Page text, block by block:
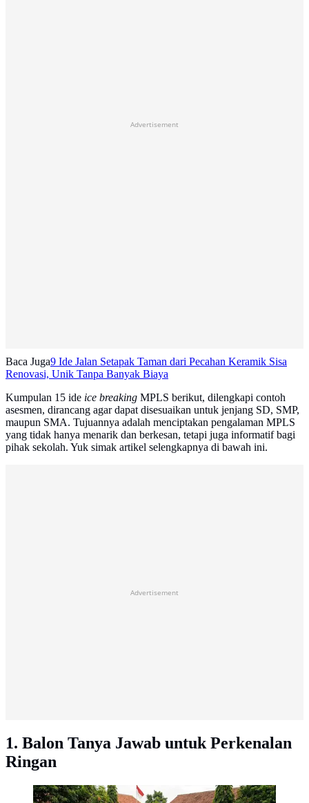
Advertisement
Baca Juga9 Ide Jalan Setapak Taman dari Pecahan Keramik Sisa
Renovasi, Unik Tanpa Banyak Biaya
Kumpulan 15 ide ice breaking MPLS berikut, dilengkapi contoh
asesmen, dirancang agar dapat disesuaikan untuk jenjang SD, SMP,
maupun SMA. Tujuannya adalah menciptakan pengalaman MPLS
yang tidak hanya menarik dan berkesan, tetapi juga informatif bagi
pihak sekolah. Yuk simak artikel selengkapnya di bawah ini.
Advertisement
1. Balon Tanya Jawab untuk Perkenalan
Ringan
Ide Ice Breaking MPLS. Foto: AI Generated